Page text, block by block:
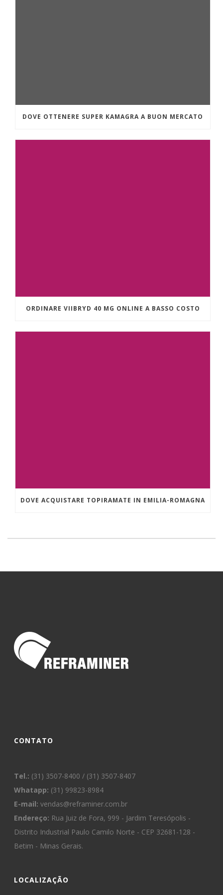
DOVE OTTENERE SUPER KAMAGRA A BUON MERCATO
ORDINARE VIIBRYD 40 MG ONLINE A BASSO COSTO
DOVE ACQUISTARE TOPIRAMATE IN EMILIA-ROMAGNA
CONTATO
Tel.: (31) 3507-8400 / (31) 3507-8407
Whatapp: (31) 99823-8984
E-mail: vendas@reframiner.com.br
Endereço: Rua Juiz de Fora, 999 - Jardim Teresópolis -
Distrito Industrial Paulo Camilo Norte - CEP 32681-128 -
Betim - Minas Gerais.
LOCALIZAÇÃO